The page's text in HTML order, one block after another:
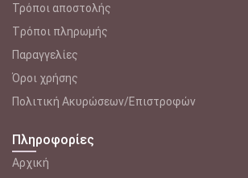
Τρόποι αποστολής
Tρόποι πληρωμής
Παραγγελίες
Όροι χρήσης
Πολιτική Ακυρώσεων/Επιστροφών
Πληροφορίες
Αρχική